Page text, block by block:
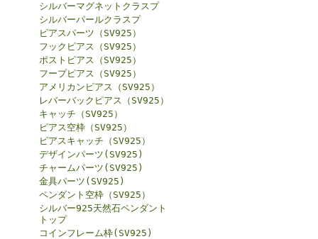
シルバーマグネットクラスプ
シルバーパールクラスプ
ピアスパーツ（SV925）
フックピアス（SV925）
ポストピアス（SV925）
フープピアス（SV925）
アメリカンピアス（SV925）
レバーバックピアス（SV925）
キャッチ（SV925）
ピアス空枠（SV925）
ピアスキャッチ（SV925）
デザインパーツ(SV925)
チャームパーツ(SV925)
金具パーツ(SV925)
ペンダント空枠（SV925）
シルバー925天然石ペンダント
トップ
コインフレーム枠(SV925)